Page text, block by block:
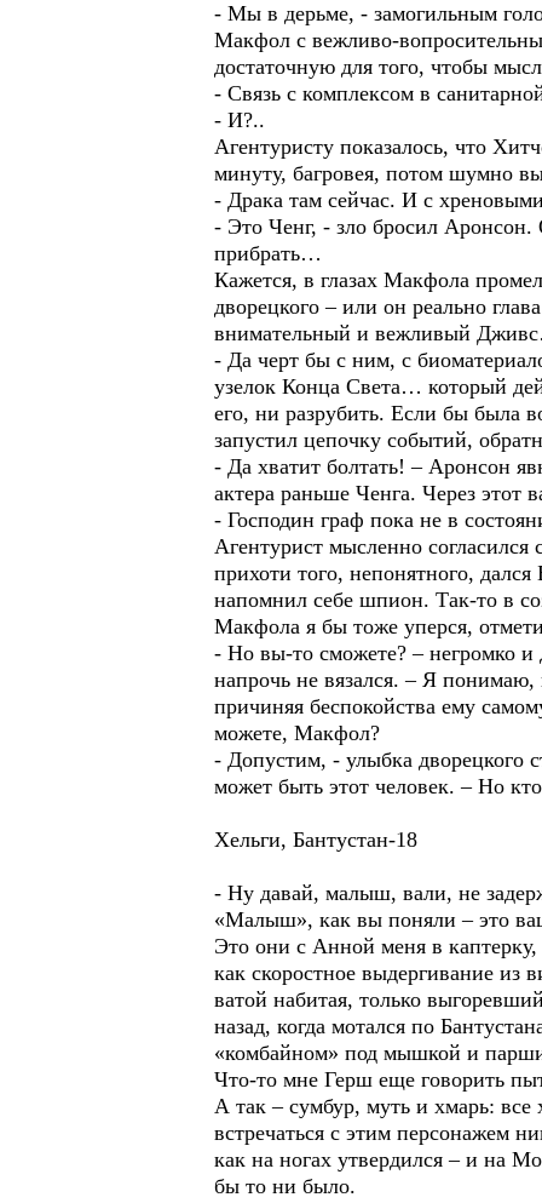
- Мы в дерьме, - замогильным
Макфол с вежливо-
достаточную для того, чтобы
- Связь с комплексом в
- И?..
Агентуристу показалось, что
минуту, багровея, потом шумно
- Драка там сейчас. И с
- Это Ченг, - зло бросил Аронсон.
прибрать…
Кажется, в глазах Макфола
дворецкого – или он реально
внимательный и вежливый
- Да черт бы с ним, с
узелок Конца Света… который
его, ни разрубить. Если бы была
запустил цепочку событий,
- Да хватит болтать! – Аронсон
актера раньше Ченга. Через
- Господин граф пока не в
Агентурист мысленно
прихоти того, непонятного,
напомнил себе шпион. Так-то в
Макфола я бы тоже уперся,
- Но вы-то сможете? – негромко и
напрочь не вязался. – Я
причиняя беспокойства ему
можете, Макфол?
- Допустим, - улыбка дворецкого
может быть этот человек. – Но
Хельги, Бантустан-18
- Ну давай, малыш, вали, не
«Малыш», как вы поняли – это
Это они с Анной меня в
как скоростное выдергивание из
ватой набитая, только
назад, когда мотался по
«комбайном» под мышкой и
Что-то мне Герш еще говорить
А так – сумбур, муть и хмарь:
встречаться с этим персонажем
как на ногах утвердился – и на
бы то ни было.